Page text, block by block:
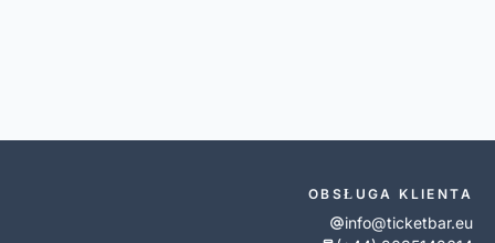
OBSŁUGA KLIENTA
info@ticketbar.eu